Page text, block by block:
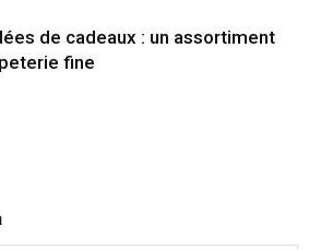
de cadeaux : un assortiment
fine